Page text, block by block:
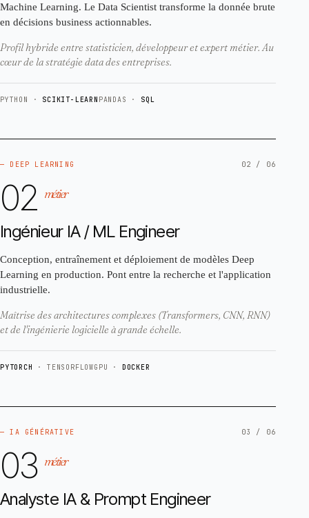
Machine Learning. Le Data Scientist transforme la donnée brute
en décisions business actionnables.
Profil hybride entre statisticien, développeur et expert métier. Au
cœur de la stratégie data des entreprises.
PYTHON · SCIKIT-LEARN PANDAS · SQL
— DEEP LEARNING 02 / 06
02 métier
Ingénieur IA / ML Engineer
Conception, entraînement et déploiement de modèles Deep
Learning en production. Pont entre la recherche et l'application
industrielle.
Maîtrise des architectures complexes (Transformers, CNN, RNN)
et de l'ingénierie logicielle à grande échelle.
PYTORCH · TENSORFLOWGPU · DOCKER
— IA GÉNÉRATIVE 03 / 06
03 métier
Analyste IA & Prompt Engineer